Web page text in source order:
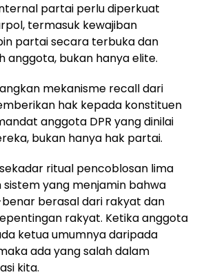
partai perlu diperkuat
termasuk kewajiban
partai secara terbuka dan
anggota, bukan hanya elite.
mekanisme recall dari
hak kepada konstituen
anggota DPR yang dinilai
bukan hanya hak partai.
ritual pencoblosan lima
sistem yang menjamin bahwa
berasal dari rakyat dan
rakyat. Ketika anggota
ketua umumnya daripada
ada yang salah dalam
kita.